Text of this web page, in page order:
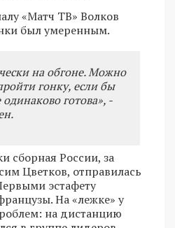
«Матч ТВ» Волков
был умеренным.
на обгоне. Можно
гонку, если бы
одинаково готова», -
сборная России, за
Цветков, отправилась
эстафету
На «лежке» у
на дистанцию